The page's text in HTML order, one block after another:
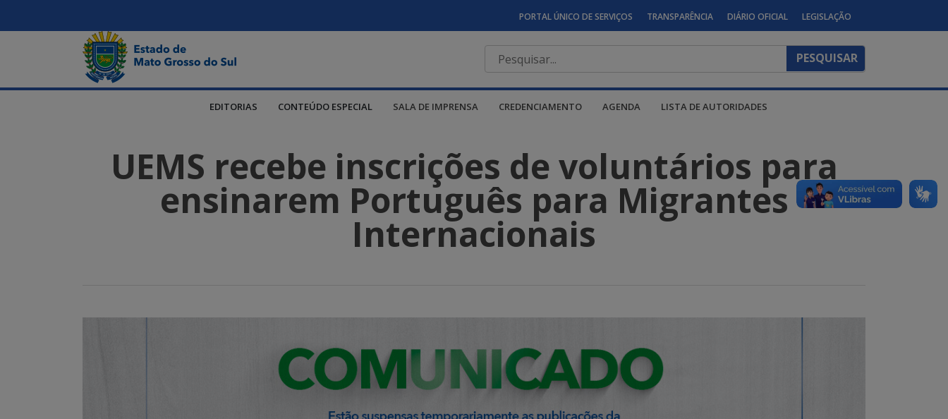
PORTAL ÚNICO DE SERVIÇOS TRANSPARÊNCIA DIÁRIO OFICIAL LEGISLAÇÃO
EDITORIAS CONTEÚDO ESPECIAL SALA DE IMPRENSA CREDENCIAMENTO AGENDA LISTA DE AUTORIDADES
UEMS recebe inscrições de voluntários para
ensinarem Português para Migrantes
Internacionais